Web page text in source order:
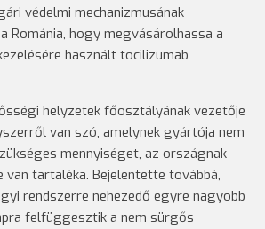
védelmi mechanizmusának
Románia, hogy megvásárolhassa a
használt tocilizumab
helyzetek főosztályának vezetője
van szó, amelynek gyártója nem
mennyiséget, az országnak
van tartaléka. Bejelentette továbbá,
rendszerre nehezedő egyre nagyobb
felfüggesztik a nem sürgős